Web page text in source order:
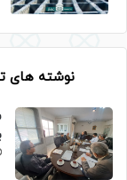
نوشته های